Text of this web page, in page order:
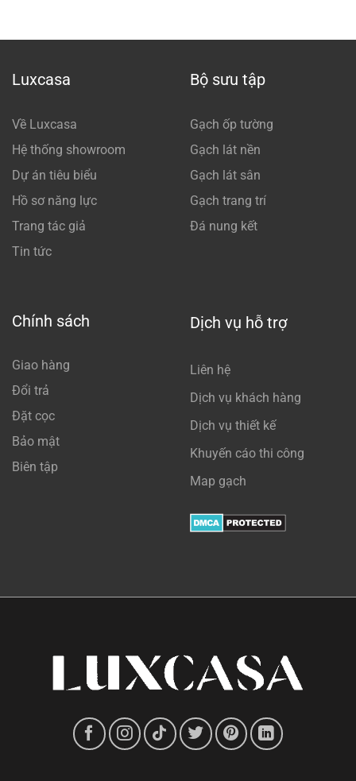
Luxcasa
Về Luxcasa
Hệ thống showroom
Dự án tiêu biểu
Hồ sơ năng lực
Trang tác giả
Tin tức
Bộ sưu tập
Gạch ốp tường
Gạch lát nền
Gạch lát sân
Gạch trang trí
Đá nung kết
Chính sách
Giao hàng
Đổi trả
Đặt cọc
Bảo mật
Biên tập
Dịch vụ hỗ trợ
Liên hệ
Dịch vụ khách hàng
Dịch vụ thiết kế
Khuyến cáo thi công
Map gạch